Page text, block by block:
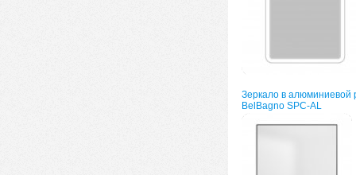
Зеркало в алюминиевой
BelBagno SPC-AL